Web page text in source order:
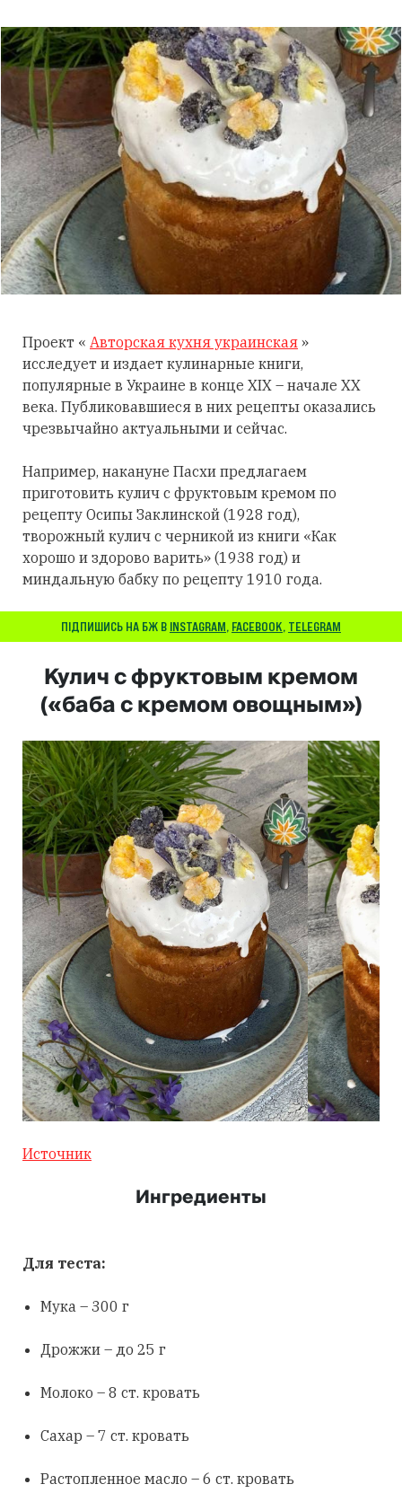
Проект « Авторская кухня украинская »
исследует и издает кулинарные книги,
популярные в Украине в конце XIX – начале XX
века. Публиковавшиеся в них рецепты оказались
чрезвычайно актуальными и сейчас.
Например, накануне Пасхи предлагаем
приготовить кулич с фруктовым кремом по
рецепту Осипы Заклинской (1928 год),
творожный кулич с черникой из книги «Как
хорошо и здорово варить» (1938 год) и
миндальную бабку по рецепту 1910 года.
ПІДПИШИСЬ НА БЖ В INSTAGRAM, FACEBOOK, TELEGRAM
Кулич с фруктовым кремом
(«баба с кремом овощным»)
Источник
Ингредиенты
Для теста:
Мука – 300 г
Дрожжи – до 25 г
Молоко – 8 ст. кровать
Сахар – 7 ст. кровать
Растопленное масло – 6 ст. кровать